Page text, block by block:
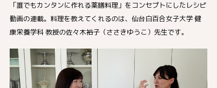
「誰でもカンタンに作れる薬膳料理」をコンセプトにしたレシピ
動画の連載。料理を教えてくれるのは、仙台白百合女子大学 健
康栄養学科 教授の佐々木裕子（ささきゆうこ）先生です。